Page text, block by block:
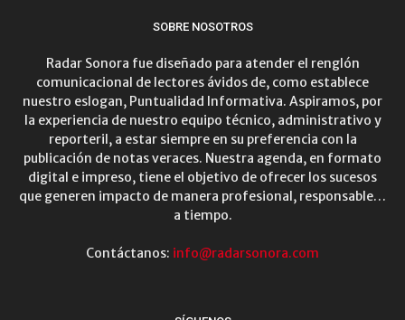
SOBRE NOSOTROS
Radar Sonora fue diseñado para atender el renglón
comunicacional de lectores ávidos de, como establece
nuestro eslogan, Puntualidad Informativa. Aspiramos, por
la experiencia de nuestro equipo técnico, administrativo y
reporteril, a estar siempre en su preferencia con la
publicación de notas veraces. Nuestra agenda, en formato
digital e impreso, tiene el objetivo de ofrecer los sucesos
que generen impacto de manera profesional, responsable…
a tiempo.
Contáctanos: info@radarsonora.com